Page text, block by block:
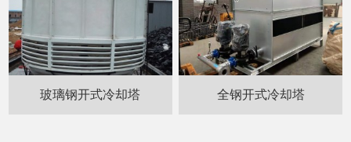
玻璃钢开式冷却塔 全钢开式冷却塔